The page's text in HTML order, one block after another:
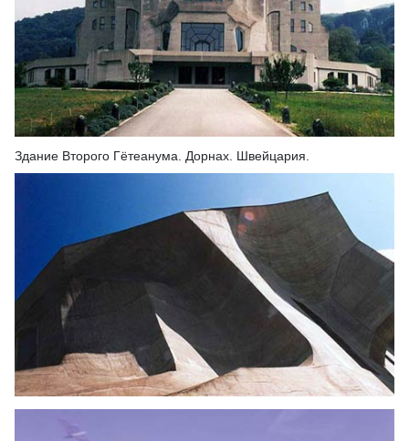
Здание Второго Гётеанума. Дорнах. Швейцария.